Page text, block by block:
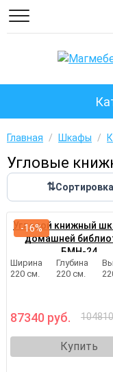
Главная / Шкафы /
Угловые
⇅Сортировка
Угловой книжный
домашней
БМН-24
Ширина
220 см.
Глубина
220 см.
87340 руб.
Купить
-16%